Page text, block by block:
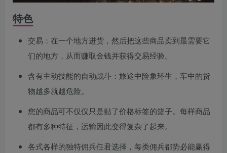
特色
交易：在一个地方进货，然后把这些商品卖到最需要它
们的地方，从而赚取金钱并获得交易经验。
含有主动技能的自动战斗：旅途中险象环生，车中的货
物越多就越危险。
您的商品可不仅仅只是贴了价格标签的篮子。每样商品
都有多种特征，运输因此变得复杂了起来。
各式各样的独特佣兵任君选择，每类佣兵都势必能赢得